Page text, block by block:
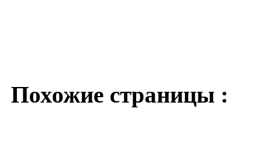
Похожие страницы :